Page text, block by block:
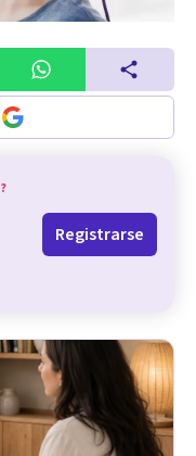
?
Registrarse